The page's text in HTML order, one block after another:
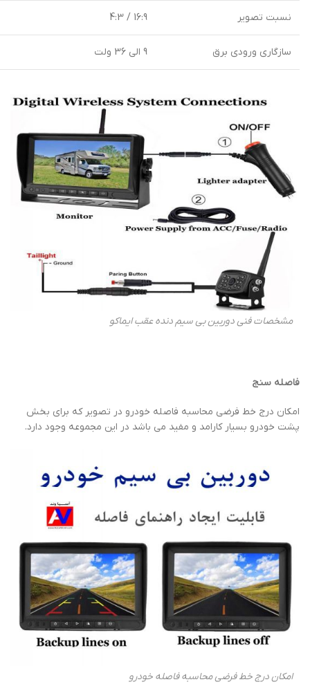
نسبت تصویر 16:9 / 4:3
سازگاری ورودی برق 9 الی 36 ولت
مشخصات فنی دوربین بی سیم دنده عقب ایماکو
فاصله سنج
امکان درج خط فرضی محاسبه فاصله خودرو در تصویر که برای بخش
پشت خودرو بسیار کارامد و مفید می باشد در این مجموعه وجود دارد.
امکان درج خط فرضی محاسبه فاصله خودرو